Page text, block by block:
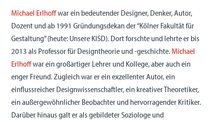
Michael Erlhoffwar ein bedeutender Designer, Denker, Autor,
Dozent und ab 1991 Gründungsdekan der “Kölner Fakultät für
Gestaltung” (heute: Unsere KISD). Dort forschte und lehrte er bis
2013 als Professor für Designtheorie und -geschichte.Michael
Erlhoffwar ein großartiger Lehrer und Kollege, aber auch ein
enger Freund. Zugleich war er ein exzellenter Autor, ein
einflussreicher Designwissenschaftler, ein kreativer Theoretiker,
ein außergewöhnlicher Beobachter und hervorragender Kritiker.
Darüber hinaus galt er als gebildeter Soziologe und